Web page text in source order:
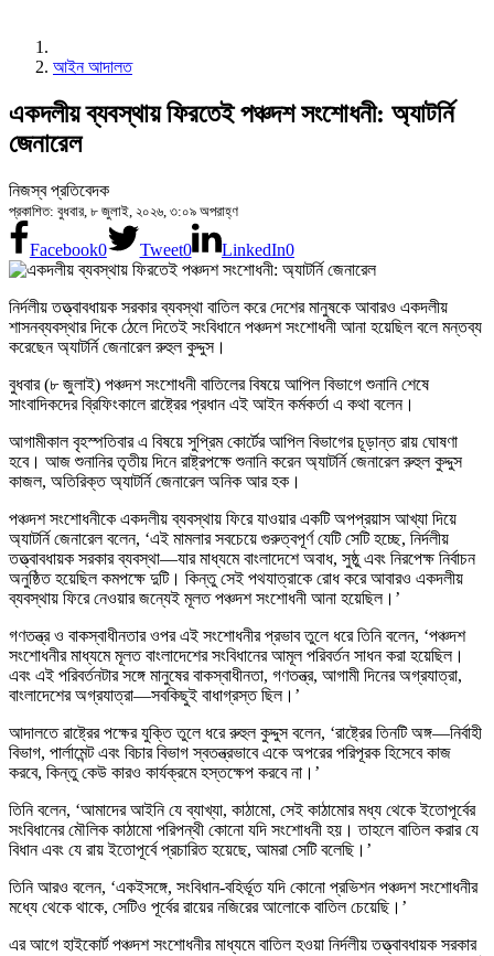
আইন আদালত
একদলীয় ব্যবস্থায় ফিরতেই পঞ্চদশ সংশোধনী: অ্যাটর্নি
জেনারেল
নিজস্ব প্রতিবেদক
প্রকাশিত: বুধবার, ৮ জুলাই, ২০২৬, ৩:০৯ অপরাহ্ণ
Facebook0 Tweet0 LinkedIn0
নির্দলীয় তত্ত্বাবধায়ক সরকার ব্যবস্থা বাতিল করে দেশের মানুষকে আবারও একদলীয়
শাসনব্যবস্থার দিকে ঠেলে দিতেই সংবিধানে পঞ্চদশ সংশোধনী আনা হয়েছিল বলে মন্তব্য
করেছেন অ্যাটর্নি জেনারেল রুহুল কুদ্দুস।
বুধবার (৮ জুলাই) পঞ্চদশ সংশোধনী বাতিলের বিষয়ে আপিল বিভাগে শুনানি শেষে
সাংবাদিকদের ব্রিফিংকালে রাষ্ট্রের প্রধান এই আইন কর্মকর্তা এ কথা বলেন।
আগামীকাল বৃহস্পতিবার এ বিষয়ে সুপ্রিম কোর্টের আপিল বিভাগের চূড়ান্ত রায় ঘোষণা
হবে। আজ শুনানির তৃতীয় দিনে রাষ্ট্রপক্ষে শুনানি করেন অ্যাটর্নি জেনারেল রুহুল কুদ্দুস
কাজল, অতিরিক্ত অ্যাটর্নি জেনারেল অনিক আর হক।
পঞ্চদশ সংশোধনীকে একদলীয় ব্যবস্থায় ফিরে যাওয়ার একটি অপপ্রয়াস আখ্যা দিয়ে
অ্যাটর্নি জেনারেল বলেন, ‘এই মামলার সবচেয়ে গুরুত্বপূর্ণ যেটি সেটি হচ্ছে, নির্দলীয়
তত্ত্বাবধায়ক সরকার ব্যবস্থা—যার মাধ্যমে বাংলাদেশে অবাধ, সুষ্ঠু এবং নিরপেক্ষ নির্বাচন
অনুষ্ঠিত হয়েছিল কমপক্ষে দুটি। কিন্তু সেই পথযাত্রাকে রোধ করে আবারও একদলীয়
ব্যবস্থায় ফিরে নেওয়ার জন্যেই মূলত পঞ্চদশ সংশোধনী আনা হয়েছিল।’
গণতন্ত্র ও বাকস্বাধীনতার ওপর এই সংশোধনীর প্রভাব তুলে ধরে তিনি বলেন, ‘পঞ্চদশ
সংশোধনীর মাধ্যমে মূলত বাংলাদেশের সংবিধানের আমূল পরিবর্তন সাধন করা হয়েছিল।
এবং এই পরিবর্তনটার সঙ্গে মানুষের বাকস্বাধীনতা, গণতন্ত্র, আগামী দিনের অগ্রযাত্রা,
বাংলাদেশের অগ্রযাত্রা—সবকিছুই বাধাগ্রস্ত ছিল।’
আদালতে রাষ্ট্রের পক্ষের যুক্তি তুলে ধরে রুহুল কুদ্দুস বলেন, ‘রাষ্ট্রের তিনটি অঙ্গ—নির্বাহী
বিভাগ, পার্লামেন্ট এবং বিচার বিভাগ স্বতন্ত্রভাবে একে অপরের পরিপূরক হিসেবে কাজ
করবে, কিন্তু কেউ কারও কার্যক্রমে হস্তক্ষেপ করবে না।’
তিনি বলেন, ‘আমাদের আইনি যে ব্যাখ্যা, কাঠামো, সেই কাঠামোর মধ্য থেকে ইতোপূর্বের
সংবিধানের মৌলিক কাঠামো পরিপন্থী কোনো যদি সংশোধনী হয়। তাহলে বাতিল করার যে
বিধান এবং যে রায় ইতোপূর্বে প্রচারিত হয়েছে, আমরা সেটি বলেছি।’
তিনি আরও বলেন, ‘একইসঙ্গে, সংবিধান-বহির্ভূত যদি কোনো প্রভিশন পঞ্চদশ সংশোধনীর
মধ্যে থেকে থাকে, সেটিও পূর্বের রায়ের নজিরের আলোকে বাতিল চেয়েছি।’
এর আগে হাইকোর্ট পঞ্চদশ সংশোধনীর মাধ্যমে বাতিল হওয়া নির্দলীয় তত্ত্বাবধায়ক সরকার